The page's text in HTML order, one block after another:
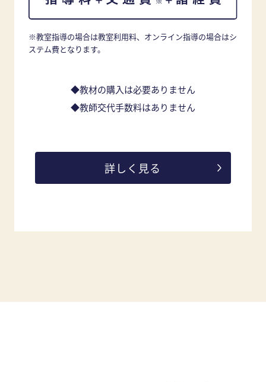
※教室指導の場合は教室利用料、オンライン指導の場合はシ
ステム費となります。
◆教材の購入は必要ありません
◆教師交代手数料はありません
詳しく見る